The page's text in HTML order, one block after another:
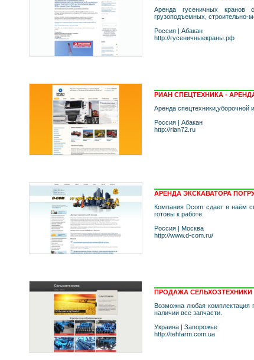
Аренда гусеничных кранов
грузоподъемных, строительно-
Россия | Абакан
http://гусеничныекраны.рф
РИАН СПЕЦТЕХНИКА -
Аренда спецтехники,уборочной
Россия | Абакан
http://rian72.ru
АРЕНДА ЭКСКАВАТОРА
Компания Dcom сдает в наём
готовы к работе.
Россия | Москва
http://www.d-com.ru/
ПРОДАЖА СЕЛЬХОЗТЕХНИКИ
Возможна любая комплектация
наличии все запчасти.
Украина | Запорожье
http://tehfarm.com.ua